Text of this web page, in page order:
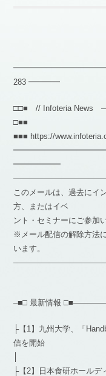
283 ━━━━
□□■ // Infoteria News —
□■■
■■■ https://
━━━━━━
このメールは、過去にイ
方、またはイベ
ント・セミナーにご参加
※メール配信の解除方法
います。
–■□ 最新情報
├【1】九州大学、「
信を開始
├【2】日本食研ホール